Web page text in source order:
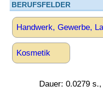
BERUFSFELDER
Handwerk, Gewerbe,
Kosmetik
Dauer: 0.0279